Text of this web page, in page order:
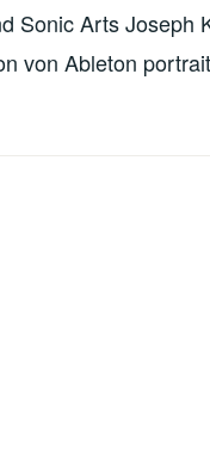
Sonic Arts Joseph
von Ableton